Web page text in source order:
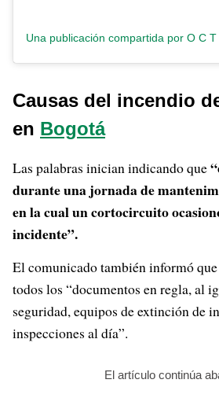
Causas del incendio
en Bogotá
Las palabras inician indicando que
durante una jornada de
en la cual un cortocircuito
incidente”.
El comunicado también informó
todos los “documentos en regla, al
seguridad, equipos de extinción de
inspecciones al día”.
El artículo continúa